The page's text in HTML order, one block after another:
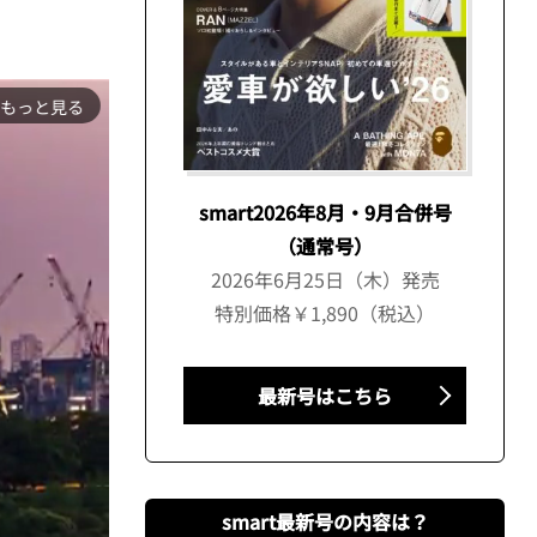
もっと見る
smart2026年8月・9月合併号
（通常号）
2026年6月25日（木）発売
特別価格￥1,890（税込）
最新号はこちら
smart最新号の内容は？